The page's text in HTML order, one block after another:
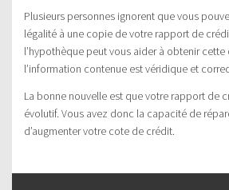
Plusieurs personnes ignorent que vous
légalité à une copie de votre rapport de
l’hypothèque peut vous aider à obtenir
l’information contenue est véridique et
La bonne nouvelle est que votre rapport de
évolutif. Vous avez donc la capacité de
d’augmenter votre cote de crédit.